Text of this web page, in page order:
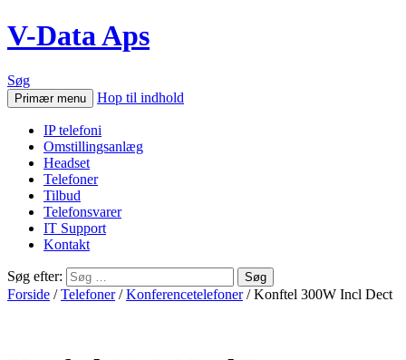
V-Data Aps
Søg
Primær menu Hop til indhold
IP telefoni
Omstillingsanlæg
Headset
Telefoner
Tilbud
Telefonsvarer
IT Support
Kontakt
Søg efter:
Forside /Telefoner/Konferencetelefoner/ Konftel 300W Incl Dect